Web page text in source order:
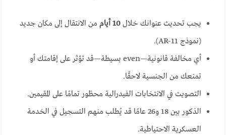
يجب تحديث عنوانك خلال10 أيام
من الانتقال إلى مكان جديد
(نموذج AR-11).
أي مخالفة قانونية—even بسيطة—قد تؤثر على إقامتك أو
تمنعك من الجنسية لاحقًا.
التصويت في الانتخابات الفيدرالية محظور تمامًا على المقيمين.
الذكور بين 18 و26 عامًا قد يُطلب منهم التسجيل في الخدمة
العسكرية الاحتياطية.